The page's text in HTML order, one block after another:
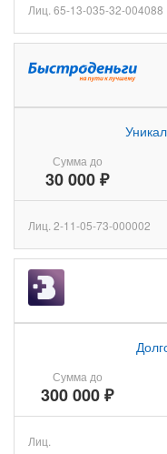
Лиц. 65-13-035-32-004088
Сумма до
30 000 ₽
Лиц. 2-11-05-73-000002
Сумма до
300 000 ₽
Лиц.